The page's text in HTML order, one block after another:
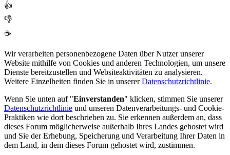
👍
👎
☕
Wir verarbeiten personenbezogene Daten über Nutzer unserer
Website mithilfe von Cookies und anderen Technologien, um unsere
Dienste bereitzustellen und Websiteaktivitäten zu analysieren.
Weitere Einzelheiten finden Sie in unsererDatenschutzrichtlinie.
Wenn Sie unten auf "Einverstanden" klicken, stimmen Sie unserer
Datenschutzrichtlinie und unseren Datenverarbeitungs- und Cookie-
Praktiken wie dort beschrieben zu. Sie erkennen außerdem an, dass
dieses Forum möglicherweise außerhalb Ihres Landes gehostet wird
und Sie der Erhebung, Speicherung und Verarbeitung Ihrer Daten in
dem Land, in dem dieses Forum gehostet wird, zustimmen.